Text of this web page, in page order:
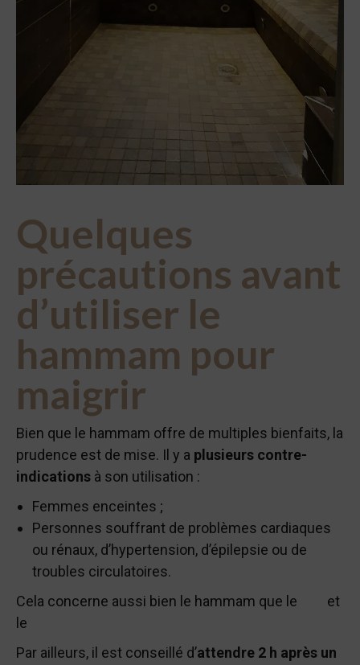
Quelques
précautions avant
d’utiliser le
hammam pour
maigrir
Bien que le hammam offre de multiples bienfaits, la
prudence est de mise. Il y a plusieurs contre-
indications à son utilisation :
Femmes enceintes ;
Personnes souffrant de problèmes cardiaques
ou rénaux, d’hypertension, d’épilepsie ou de
troubles circulatoires.
Cela concerne aussi bien le hammam que le
et
le
Par ailleurs, il est conseillé d’attendre 2 h après un